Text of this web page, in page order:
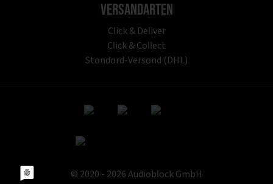
Versandarten
Click & Deliver
Click & Collect
Standard-Versand (DHL)
© 2020 - 2026 Audioblock GmbH